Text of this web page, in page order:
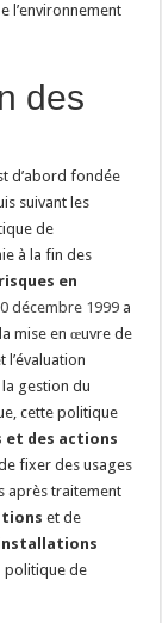
l’environnement
des
d’abord fondée
suivant les
de
à la fin des
en
décembre 1999 a
mise en œuvre de
la gestion du
cette politique
et des actions
fixer des usages
après traitement
et de
politique de